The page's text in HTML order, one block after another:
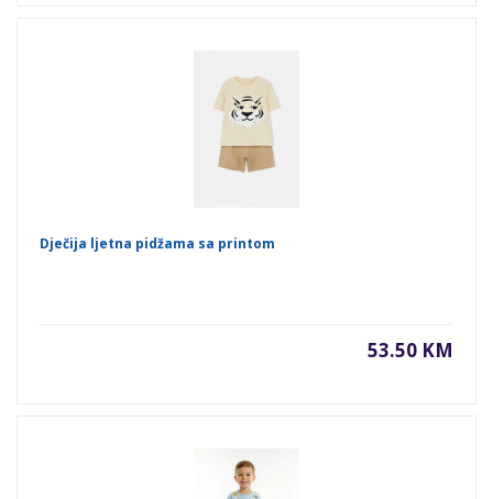
Dječija ljetna pidžama sa printom
53.50 KM